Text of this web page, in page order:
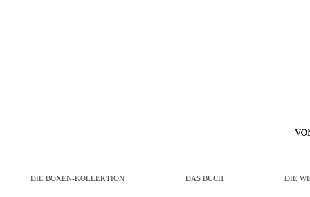
DIE BOXEN-KOLLEKTION DAS BUCH DIE